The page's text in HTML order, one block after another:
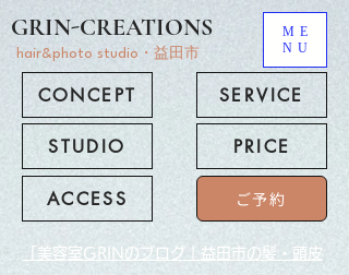
GRIN-CREATIONS
hair&photo studio・益田市
CONCEPT
STUDIO
ACCESS
SERVICE
PRICE
ご予約
ME
NU
「美容室GRINのブログ｜益田市の髪・頭皮